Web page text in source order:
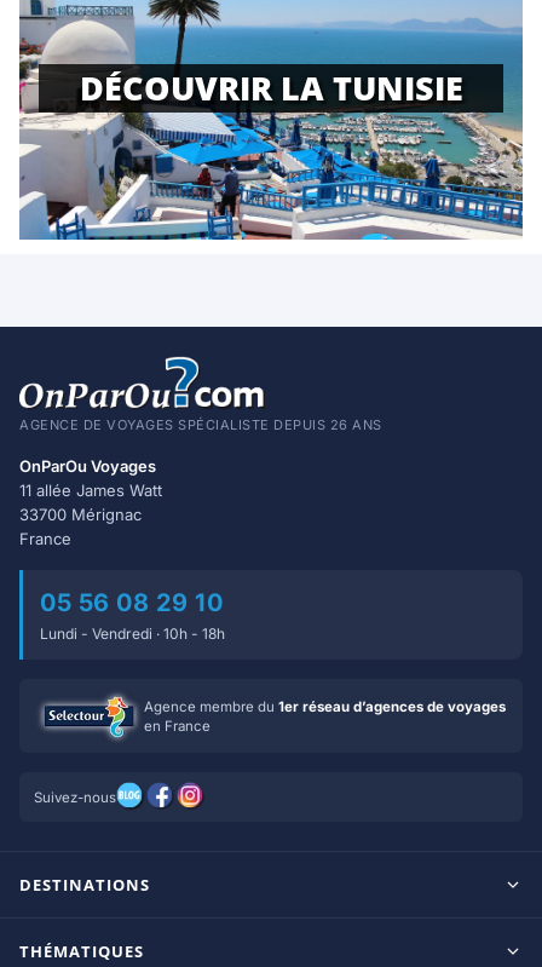
DÉCOUVRIR LA TUNISIE
AGENCE DE VOYAGES SPÉCIALISTE DEPUIS 26 ANS
OnParOu Voyages
11 allée James Watt
33700 Mérignac
France
05 56 08 29 10
Lundi - Vendredi · 10h - 18h
Agence membre du 1er réseau d’agences de voyages
en France
Suivez-nous
DESTINATIONS
THÉMATIQUES